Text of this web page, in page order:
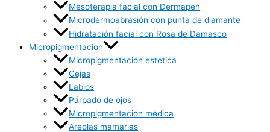
Mesoterapia facial con Dermapen
Microdermoabrasión con punta de diamante
Hidratación facial con Rosa de Damasco
Micropigmentacion
Micropigmentación estética
Cejas
Labios
Párpado de ojos
Micropigmentación médica
Areolas mamarias